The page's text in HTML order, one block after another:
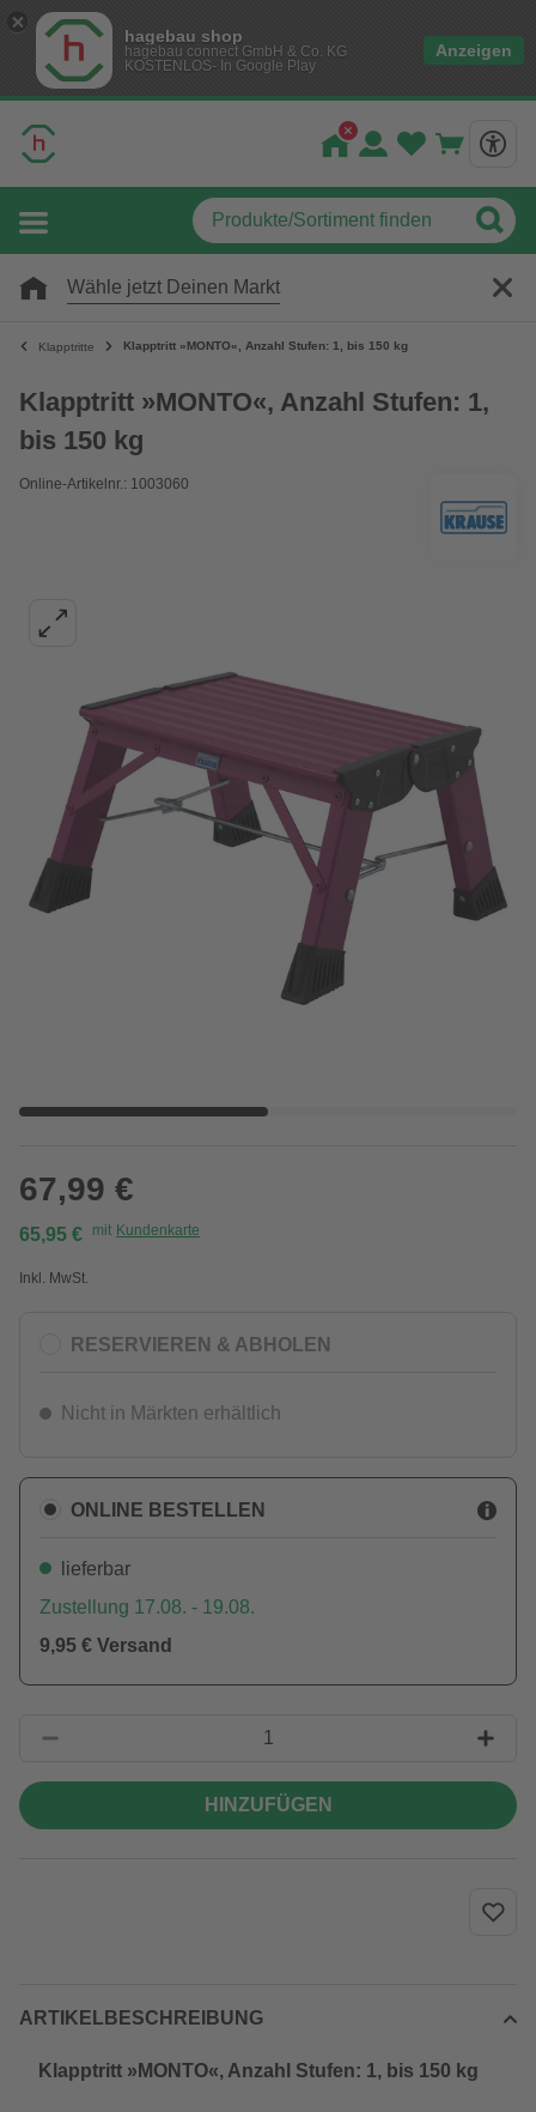
hagebau shop
hagebau connect GmbH & Co. KG
KOSTENLOS- In Google Play
Anzeigen
Wähle jetzt Deinen Markt
Klapptritte Klapptritt »MONTO«, Anzahl Stufen: 1, bis 150 kg
Klapptritt »MONTO«, Anzahl Stufen: 1,
bis 150 kg
Online-Artikelnr.: 1003060
67,99 €
65,95 € mit Kundenkarte
Inkl. MwSt.
RESERVIEREN & ABHOLEN
Nicht in Märkten erhältlich
ONLINE BESTELLEN
lieferbar
Zustellung 17.08. - 19.08.
9,95 € Versand
HINZUFÜGEN
ARTIKELBESCHREIBUNG
Klapptritt »MONTO«, Anzahl Stufen: 1, bis 150 kg